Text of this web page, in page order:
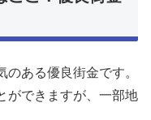
ある優良街金です。
ができますが、一部地